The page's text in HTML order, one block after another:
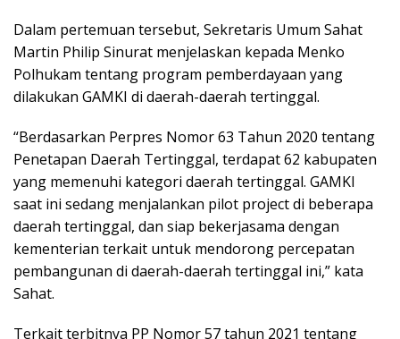
Dalam pertemuan tersebut, Sekretaris Umum Sahat
Martin Philip Sinurat menjelaskan kepada Menko
Polhukam tentang program pemberdayaan yang
dilakukan GAMKI di daerah-daerah tertinggal.
“Berdasarkan Perpres Nomor 63 Tahun 2020 tentang
Penetapan Daerah Tertinggal, terdapat 62 kabupaten
yang memenuhi kategori daerah tertinggal. GAMKI
saat ini sedang menjalankan pilot project di beberapa
daerah tertinggal, dan siap bekerjasama dengan
kementerian terkait untuk mendorong percepatan
pembangunan di daerah-daerah tertinggal ini,” kata
Sahat.
Terkait terbitnya PP Nomor 57 tahun 2021 tentang